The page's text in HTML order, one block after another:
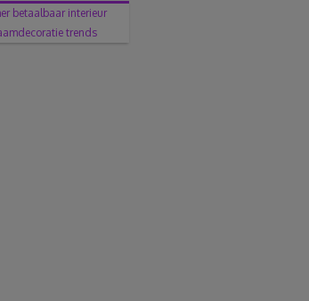
betaalbaar interieur
trends